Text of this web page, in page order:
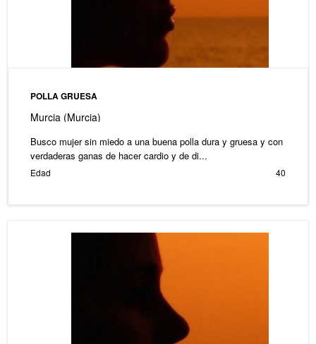
POLLA GRUESA
Murcia (Murcia)
Busco mujer sin miedo a una buena polla dura y gruesa y con
verdaderas ganas de hacer cardio y de di...
Edad 40